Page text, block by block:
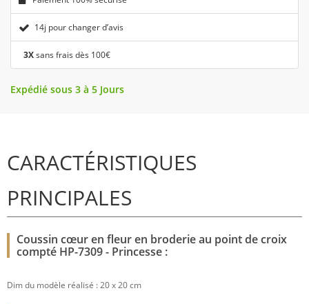
14j pour changer d’avis
3Xsans frais dès 100€
Expédié sous 3 à 5 Jours
CARACTÉRISTIQUES
PRINCIPALES
Coussin cœur en fleur en broderie au point de croix
compté HP-7309 - Princesse :
Dim du modèle réalisé : 20 x 20 cm